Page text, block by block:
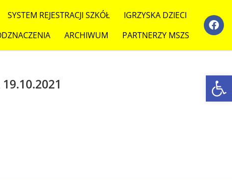
SYSTEM REJESTRACJI SZKÓŁ
IGRZYSKA DZIECI
ARCHIWUM PARTNERZY MSZS